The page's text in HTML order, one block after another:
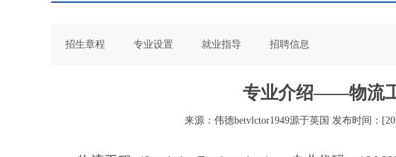
招生章程 专业设置 就业指导 招聘信息
专业介绍——物流
来源：伟德betvlctor1949源于英国 发布时间：